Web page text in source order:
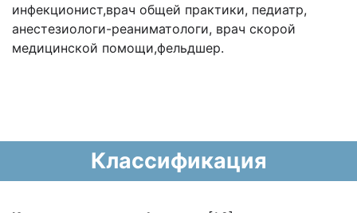
инфекционист,врач общей практики, педиатр,
анестезиологи-реаниматологи, врач скорой
медицинской помощи,фельдшер.
Классификация